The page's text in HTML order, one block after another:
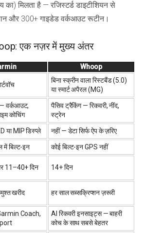
का) मिलता है — रजिस्टर्ड डाइटीशियन से
और 300+ गाइडेड वर्कआउट रूटीन।
एक नज़र में मुख्य अंतर
Whoop
बिना स्क्रीन वाला रिस्टबैंड (5.0)
या स्मार्ट अपैरल (MG)
वर्कआउट,
कोचिंग
पैसिव ट्रैकिंग — रिकवरी, नींद,
स्ट्रेन
या MIP डिस्प्ले नहीं — डेटा सिर्फ ऐप के ज़रिए
में बिल्ट-इन कोई बिल्ट-इन GPS नहीं
11–40+ दिन 14+ दिन
खरीद हर साल सब्सक्रिप्शन ज़रूरी
Coach,
AI रिकवरी इनसाइट्स — बाहरी
कोच के साथ सबसे बेहतर